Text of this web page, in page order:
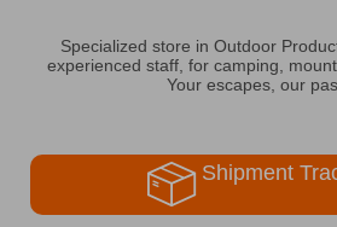
Specialized store in Outdoor
experienced staff, for camping,
Your escapes, our
Shipment